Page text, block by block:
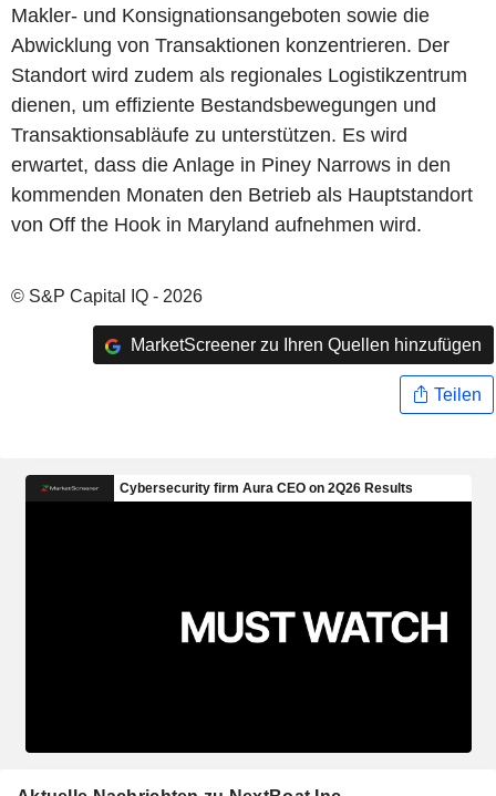
Makler- und Konsignationsangeboten sowie die
Abwicklung von Transaktionen konzentrieren. Der
Standort wird zudem als regionales Logistikzentrum
dienen, um effiziente Bestandsbewegungen und
Transaktionsabläufe zu unterstützen. Es wird
erwartet, dass die Anlage in Piney Narrows in den
kommenden Monaten den Betrieb als Hauptstandort
von Off the Hook in Maryland aufnehmen wird.
© S&P Capital IQ - 2026
MarketScreener zu Ihren Quellen hinzufügen
Teilen